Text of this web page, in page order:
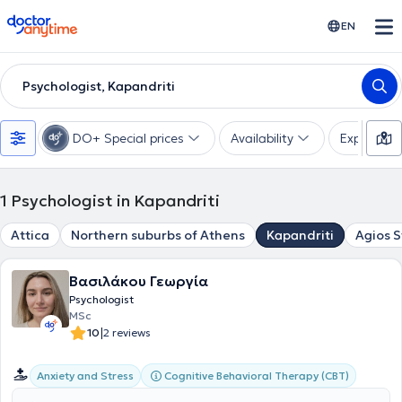
doctoranytime EN
Psychologist, Kapandriti
DO+ Special prices Availability Expertise
1 Psychologist in Kapandriti
Attica Northern suburbs of Athens Kapandriti Agios
Βασιλάκου Γεωργία
Psychologist
MSc
10|2 reviews
Anxiety and Stress Cognitive Behavioral Therapy (CBT)